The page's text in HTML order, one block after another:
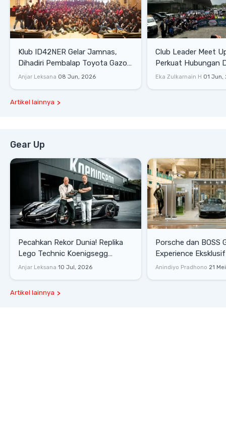
Klub ID42NER Gelar Jamnas,
Dihadiri Pembalap Toyota Gazoo
Racing
Anjar Leksana 08 Jun, 2026
Club Leader Meet
Perkuat Hubungan
Dengan Komunitas
Eka Zulkarnain H 01 Jun,
Artikel lainnya
Gear Up
Pecahkan Rekor Dunia! Replika
Lego Technic Koenigsegg
Sadair's Spear Ukuran Asli Sukses
Anjar Leksana 10 Jul, 2026
Porsche dan BOSS
Experience
Senayan, Hadirkan
Anindiyo Pradhono 21
Artikel lainnya